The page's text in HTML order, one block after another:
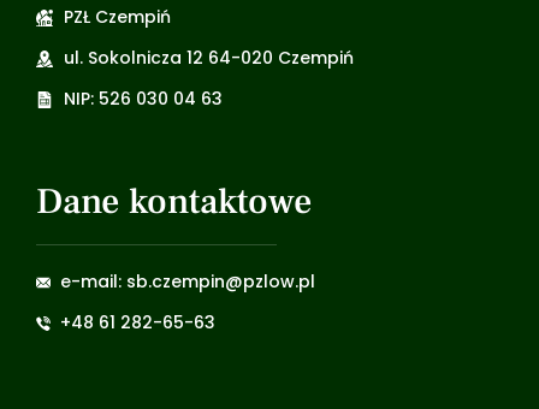
PZŁ Czempiń
ul. Sokolnicza 12 64-020 Czempiń
NIP: 526 030 04 63
Dane kontaktowe
e-mail: sb.czempin@pzlow.pl
+48 61 282-65-63